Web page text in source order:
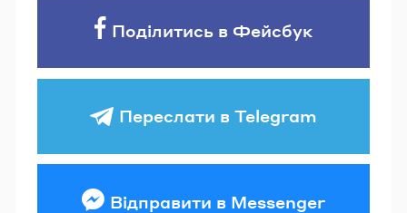
Поділитись в Фейсбук
Переслати в Telegram
Відправити в Messenger